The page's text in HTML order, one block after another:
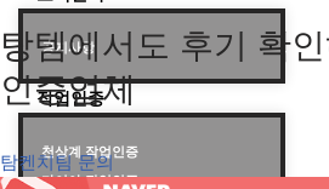
공지사항
작업인증
천상계 작업인증
다이아 작업인증
탕템에서도 후기 확
인증업체
탐켄치팀 문의